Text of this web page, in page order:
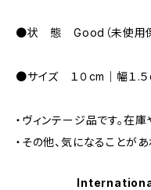
●状 態 Good（未使用保
●サイズ １０cm｜幅１.５
・ヴィンテージ品です。在
・その他、気になることが